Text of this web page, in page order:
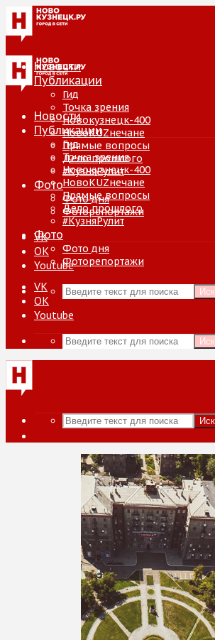
Новости
Публикации
Гид
Точка зрения
Новокузнецк-400
НовоKUZнечане
Прямые вопросы
Дело прошлого
#КузняРулит
Фото
Фото дня
Фоторепортажи
VK
ОК
Youtube
Новости
Публикации
Гид
Точка зрения
Новокузнецк-400
НовоKUZнечане
Прямые вопросы
Дело прошлого
#КузняРулит
Фото
Фото дня
Фоторепортажи
VK
ОК
Youtube